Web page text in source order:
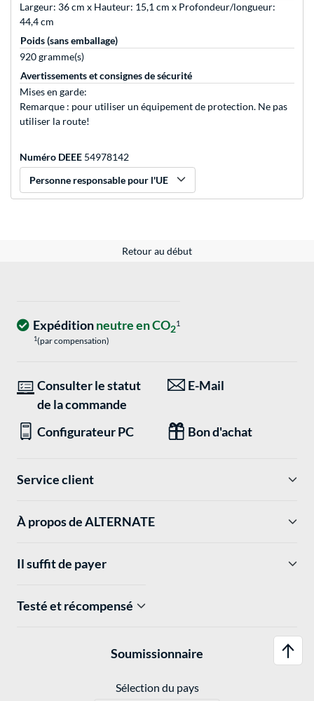
Largeur: 36 cm x Hauteur: 15,1 cm x Profondeur/longueur:
44,4 cm
Poids (sans emballage)
920 gramme(s)
Avertissements et consignes de sécurité
Mises en garde:
Remarque : pour utiliser un équipement de protection. Ne pas
utiliser la route!
Numéro DEEE 54978142
Personne responsable pour l'UE
Retour au début
Expéditionneutre en CO21
1(par compensation)
Consulter le statut
de la commande
E-Mail
Configurateur PC Bon d'achat
Service client
À propos de ALTERNATE
Il suffit de payer
Testé et récompensé
Soumissionnaire
Sélection du pays